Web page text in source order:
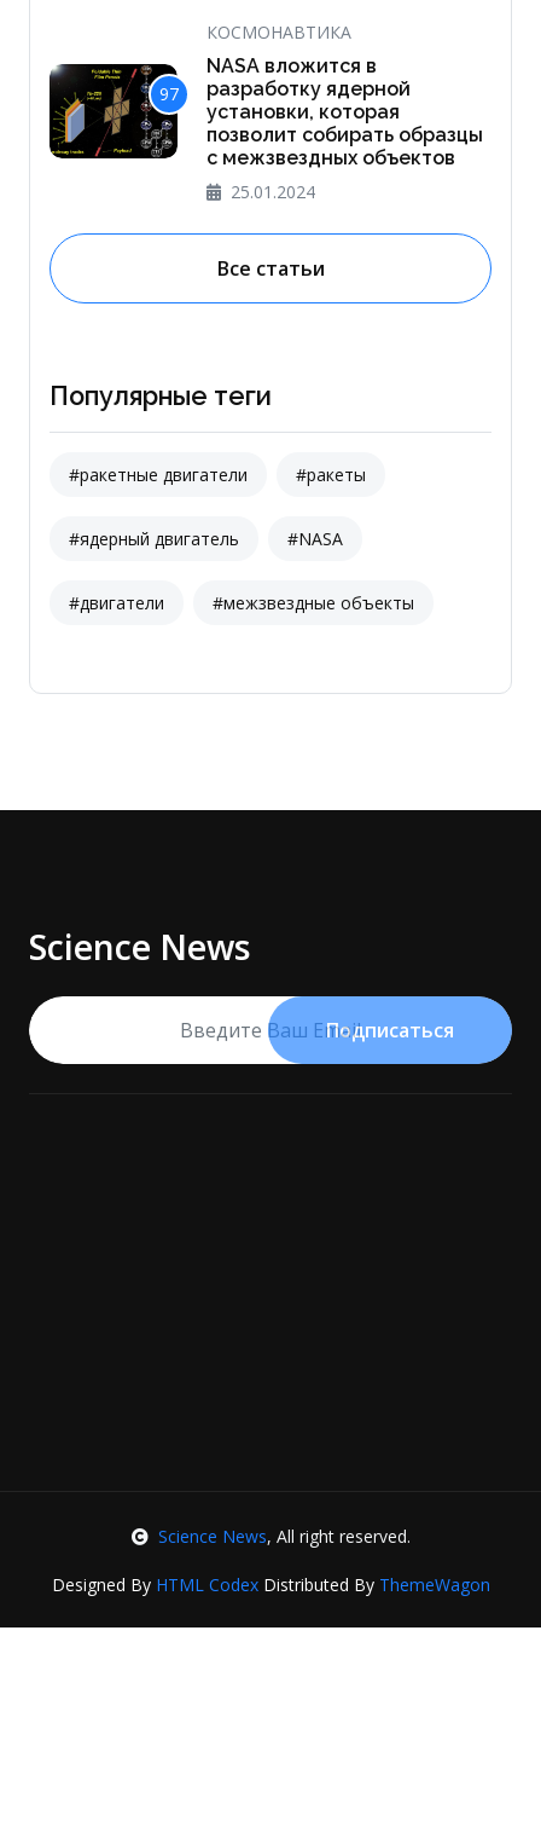
97
КОСМОНАВТИКА
NASA вложится в
разработку ядерной
установки, которая
позволит собирать образцы
с межзвездных объектов
25.01.2024
Все статьи
Популярные теги
#ракетные двигатели #ракеты
#ядерный двигатель #NASA
#двигатели #межзвездные объекты
Science News
Подписаться
Science News, All right reserved.
Designed By HTML CodexDistributed By ThemeWagon